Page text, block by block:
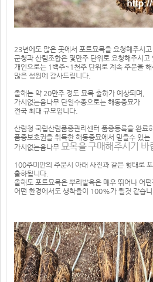
23년에도 많은 곳에서 포트묘목을 요청해주시고
군청과 산림조합은 몇만주 단위로 요청해주시고
개인으로는 1백주~1천주 단위로 계속 주문을
많은 성원에 감사드립니다.
올해는 약 20만주 정도 묘목 출하가 예상되며,
가시없는음나무 단일수종으로는 해동종묘가
전국 최대 규모입니다.
산림청 국립산림품종관리센터 품종등록을 완료
품종보호권을 취득한 해동종묘에서 믿을수 있는
가시없는음나무 묘목을 구매해주시기 바
100주미만의 주문시 아래 사진과 같은 형태로 포
출하됩니다.
올해도 포트묘목은 뿌리발육은 매우 뛰어나 어떤
어떤 환경에서도 생착율이 100%가 될것 같습니